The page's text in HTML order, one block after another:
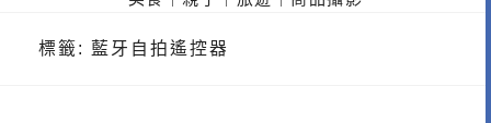
標籤: 藍牙自拍遙控器